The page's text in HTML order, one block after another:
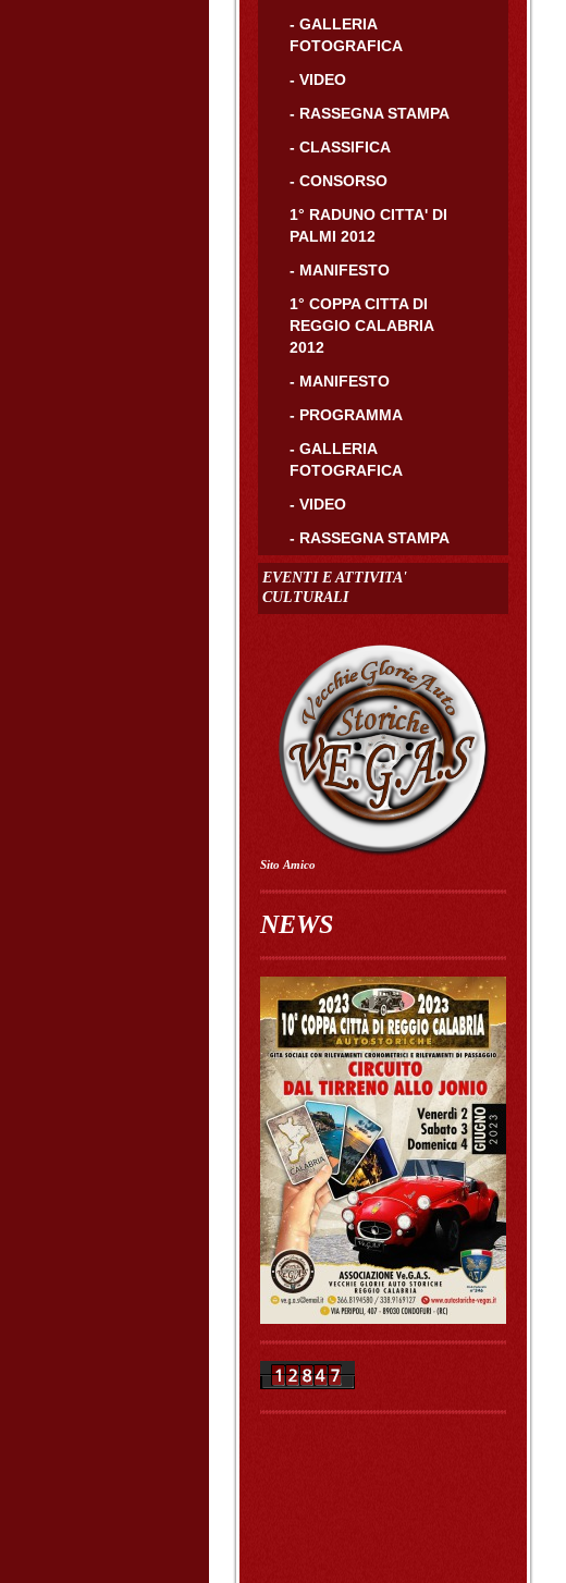
- GALLERIA
FOTOGRAFICA
- VIDEO
- RASSEGNA STAMPA
- CLASSIFICA
- CONSORSO
1° RADUNO CITTA' DI
PALMI 2012
- MANIFESTO
1° COPPA CITTA DI
REGGIO CALABRIA
2012
- MANIFESTO
- PROGRAMMA
- GALLERIA
FOTOGRAFICA
- VIDEO
- RASSEGNA STAMPA
EVENTI E ATTIVITA'
CULTURALI
Sito Amico
NEWS